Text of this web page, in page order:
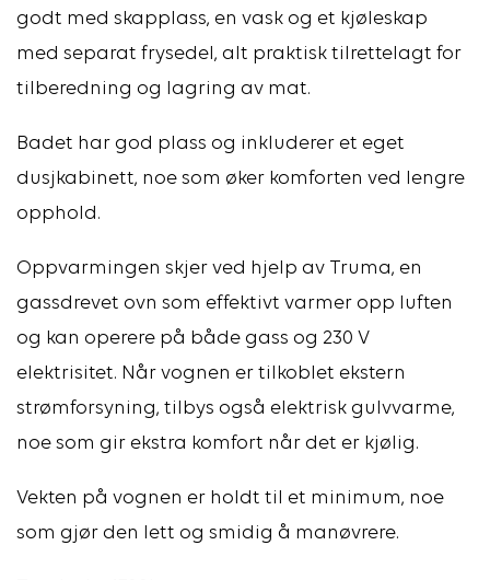
godt med skapplass, en vask og et kjøleskap
med separat frysedel, alt praktisk tilrettelagt for
tilberedning og lagring av mat.
Badet har god plass og inkluderer et eget
dusjkabinett, noe som øker komforten ved lengre
opphold.
Oppvarmingen skjer ved hjelp av Truma, en
gassdrevet ovn som effektivt varmer opp luften
og kan operere på både gass og 230 V
elektrisitet. Når vognen er tilkoblet ekstern
strømforsyning, tilbys også elektrisk gulvvarme,
noe som gir ekstra komfort når det er kjølig.
Vekten på vognen er holdt til et minimum, noe
som gjør den lett og smidig å manøvrere.